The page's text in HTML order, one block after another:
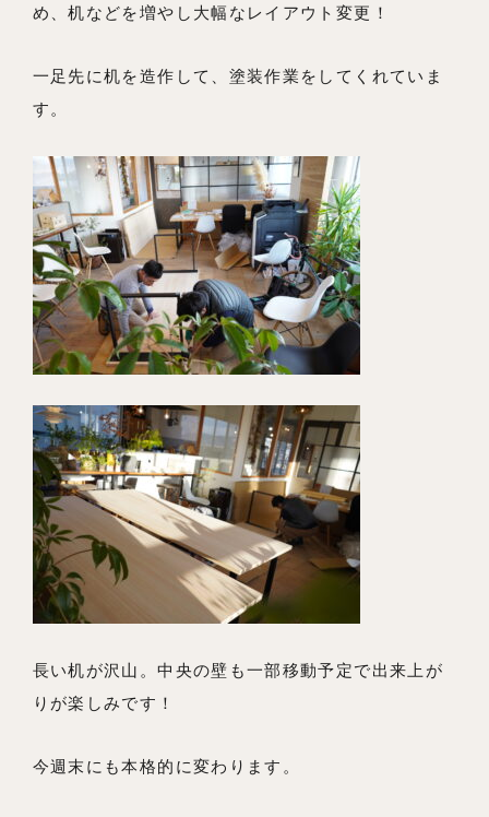
ブログ
リノベーションとは
お問い合わせ
採用情報
よくあるご質問
め、机などを増やし大幅なレイアウト変更！
一足先に机を造作して、塗装作業をしてくれていま
す。
長い机が沢山。中央の壁も一部移動予定で出来上が
りが楽しみです！
今週末にも本格的に変わります。